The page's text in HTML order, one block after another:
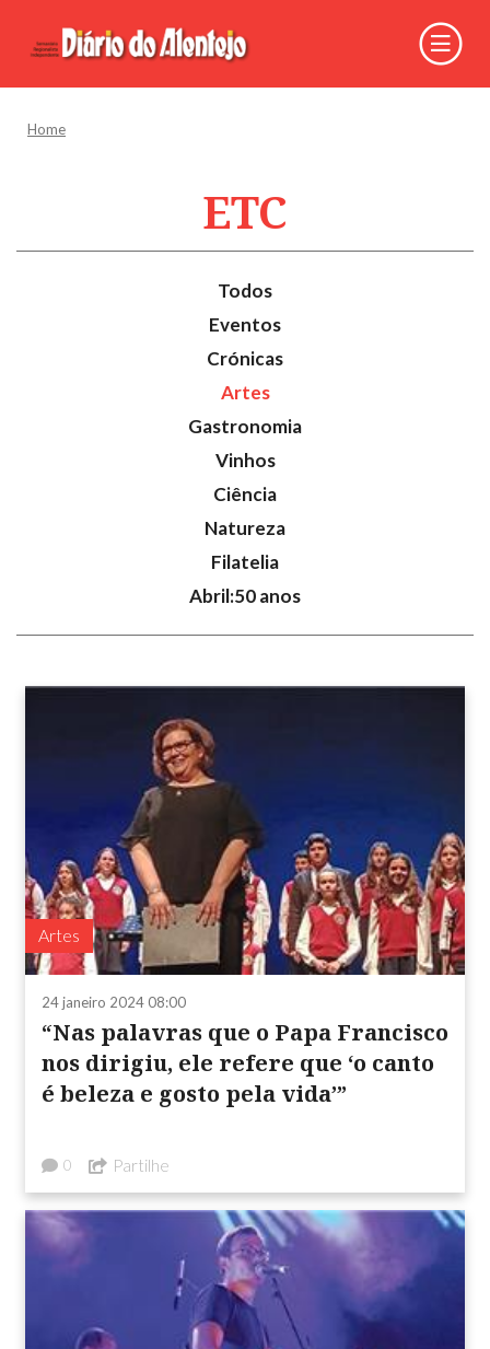
Home
ETC
Todos
Eventos
Crónicas
Artes
Gastronomia
Vinhos
Ciência
Natureza
Filatelia
Abril:50 anos
Artes
24 janeiro 2024 08:00
“Nas palavras que o Papa Francisco
nos dirigiu, ele refere que ‘o canto
é beleza e gosto pela vida’”
0 Partilhe